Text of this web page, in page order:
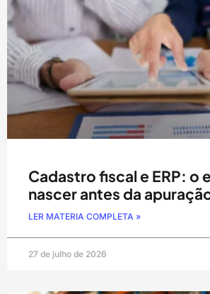
Cadastro fiscal e ERP: o
nascer antes da
LER MATERIA COMPLETA »
27 de julho de 2026